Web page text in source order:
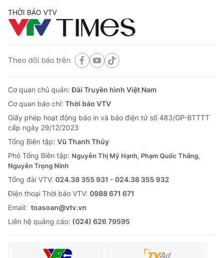
THỜI BÁO VTV
Theo dõi báo trên
Cơ quan chủ quản:Đài Truyền hình Việt Nam
Cơ quan báo chí: Thời báo VTV
Giấy phép hoạt động báo in và báo điện tử số 483/GP-BTTTT
cấp ngày 29/12/2023
Tổng Biên tập: Vũ Thanh Thủy
Phó Tổng Biên tập: Nguyễn Thị Mỹ Hạnh, Phạm Quốc Thắng,
Nguyễn Trọng Ninh
Tổng đài VTV: 024.38 355 931 - 024.38 355 932
Ðiện thoại Thời báo VTV: 0988 671 671
Email: toasoan@vtv.vn
Liên hệ quảng cáo: (024) 626 79595